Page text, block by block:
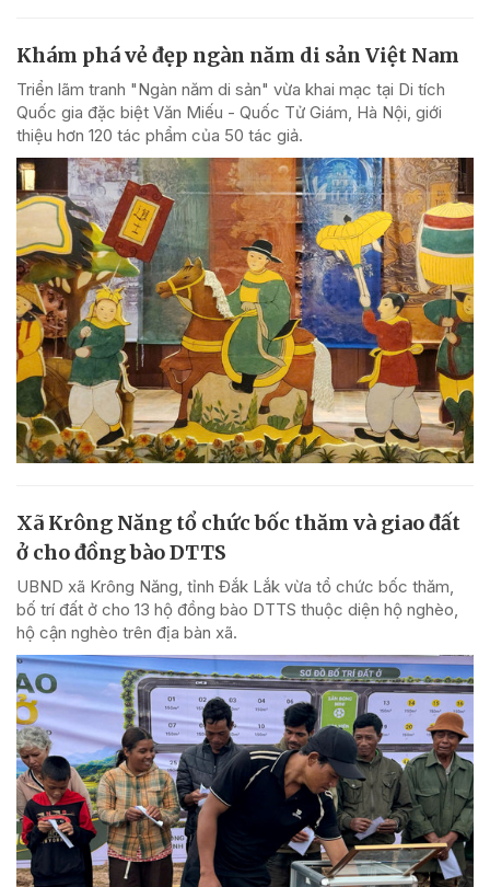
Khám phá vẻ đẹp ngàn năm di sản Việt Nam
Triển lãm tranh "Ngàn năm di sản" vừa khai mạc tại Di tích
Quốc gia đặc biệt Văn Miếu - Quốc Tử Giám, Hà Nội, giới
thiệu hơn 120 tác phẩm của 50 tác giả.
Xã Krông Năng tổ chức bốc thăm và giao đất
ở cho đồng bào DTTS
UBND xã Krông Năng, tỉnh Đắk Lắk vừa tổ chức bốc thăm,
bố trí đất ở cho 13 hộ đồng bào DTTS thuộc diện hộ nghèo,
hộ cận nghèo trên địa bàn xã.